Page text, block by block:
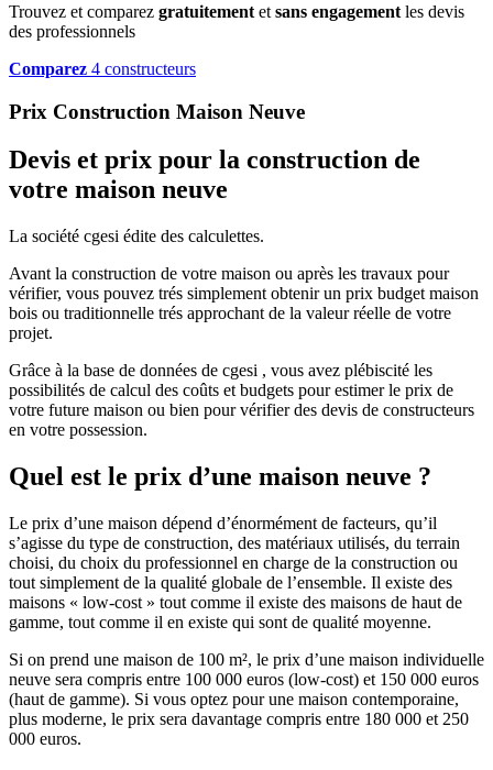
Trouvez et comparez gratuitement et sans engagement les devis
des professionnels
Comparez 4 constructeurs
Prix Construction Maison Neuve
Devis et prix pour la construction de
votre maison neuve
La société cgesi édite des calculettes.
Avant la construction de votre maison ou après les travaux pour
vérifier, vous pouvez trés simplement obtenir un prix budget maison
bois ou traditionnelle trés approchant de la valeur réelle de votre
projet.
Grâce à la base de données de cgesi , vous avez plébiscité les
possibilités de calcul des coûts et budgets pour estimer le prix de
votre future maison ou bien pour vérifier des devis de constructeurs
en votre possession.
Quel est le prix d’une maison neuve ?
Le prix d’une maison dépend d’énormément de facteurs, qu’il
s’agisse du type de construction, des matériaux utilisés, du terrain
choisi, du choix du professionnel en charge de la construction ou
tout simplement de la qualité globale de l’ensemble. Il existe des
maisons « low-cost » tout comme il existe des maisons de haut de
gamme, tout comme il en existe qui sont de qualité moyenne.
Si on prend une maison de 100 m², le prix d’une maison individuelle
neuve sera compris entre 100 000 euros (low-cost) et 150 000 euros
(haut de gamme). Si vous optez pour une maison contemporaine,
plus moderne, le prix sera davantage compris entre 180 000 et 250
000 euros.